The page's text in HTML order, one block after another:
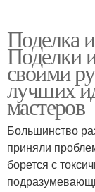
Бутылки
Пластиковые
Бутылки для
Поделка
Поделки
своими
лучших
мастеров
Большинство
приняли
борется с